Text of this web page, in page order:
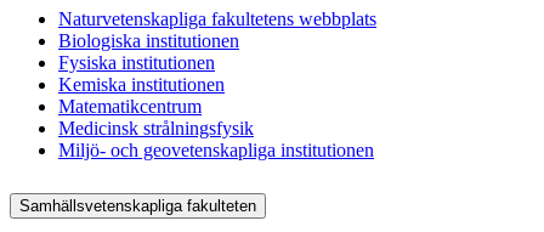
Naturvetenskapliga fakultetens webbplats
Biologiska institutionen
Fysiska institutionen
Kemiska institutionen
Matematikcentrum
Medicinsk strålningsfysik
Miljö- och geovetenskapliga institutionen
Samhällsvetenskapliga fakulteten